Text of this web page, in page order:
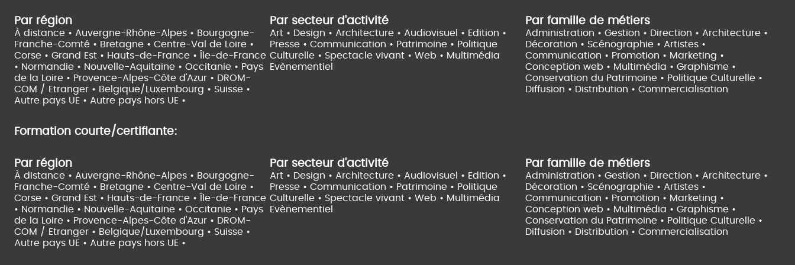
Par région
À distance • Auvergne-Rhône-Alpes • Bourgogne-
Franche-Comté • Bretagne • Centre-Val de Loire •
Corse • Grand Est • Hauts-de-France •
Île-de-France
• Normandie • Nouvelle-Aquitaine • Occitanie • Pays
de la Loire • Provence-Alpes-Côte d'Azur • DROM-
COM / Etranger • Belgique/Luxembourg • Suisse •
Autre pays UE • Autre pays hors UE •
Par secteur d'activité
Art • Design • Architecture • Audiovisuel • Edition •
Presse • Communication • Patrimoine • Politique
Culturelle • Spectacle vivant • Web • Multimédia
Evènementiel
Par famille de métiers
Administration • Gestion • Direction • Architecture •
Décoration • Scénographie • Artistes •
Communication • Promotion • Marketing •
Conception web • Multimédia • Graphisme •
Conservation du Patrimoine • Politique Culturelle •
Diffusion • Distribution • Commercialisation
Formation courte/certifiante:
Par région
À distance • Auvergne-Rhône-Alpes • Bourgogne-
Franche-Comté • Bretagne • Centre-Val de Loire •
Corse • Grand Est • Hauts-de-France •
Île-de-France
• Normandie • Nouvelle-Aquitaine • Occitanie • Pays
de la Loire • Provence-Alpes-Côte d'Azur • DROM-
COM / Etranger • Belgique/Luxembourg • Suisse •
Autre pays UE • Autre pays hors UE •
Par secteur d'activité
Art • Design • Architecture • Audiovisuel • Edition •
Presse • Communication • Patrimoine • Politique
Culturelle • Spectacle vivant • Web • Multimédia
Evènementiel
Par famille de métiers
Administration • Gestion • Direction • Architecture •
Décoration • Scénographie • Artistes •
Communication • Promotion • Marketing •
Conception web • Multimédia • Graphisme •
Conservation du Patrimoine • Politique Culturelle •
Diffusion • Distribution • Commercialisation